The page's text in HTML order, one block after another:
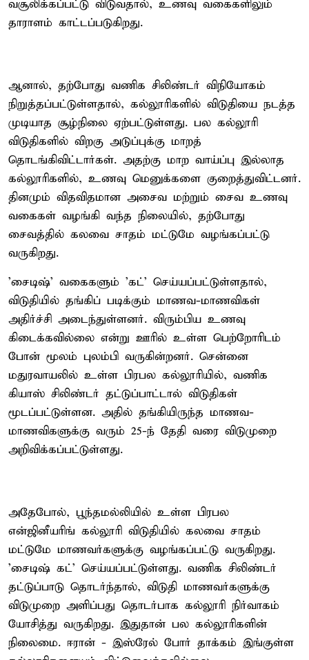
வசூலிக்கப்பட்டு விடுவதால், உணவு வகைகளிலும்
தாராளம் காட்டப்படுகிறது.
ஆனால், தற்போது வணிக சிலிண்டர் விநியோகம்
நிறுத்தப்பட்டுள்ளதால், கல்லூரிகளில் விடுதியை நடத்த
முடியாத சூழ்நிலை ஏற்பட்டுள்ளது. பல கல்லூரி
விடுதிகளில் விறகு அடுப்புக்கு மாறத்
தொடங்கிவிட்டார்கள். அதற்கு மாற வாய்ப்பு இல்லாத
கல்லூரிகளில், உணவு மெனுக்களை குறைத்துவிட்டனர்.
தினமும் விதவிதமான அசைவ மற்றும் சைவ உணவு
வகைகள் வழங்கி வந்த நிலையில், தற்போது
சைவத்தில் கலவை சாதம் மட்டுமே வழங்கப்பட்டு
வருகிறது.
'சைடிஷ்' வகைகளும் 'கட்' செய்யப்பட்டுள்ளதால்,
விடுதியில் தங்கிப் படிக்கும் மாணவ-மாணவிகள்
அதிர்ச்சி அடைந்துள்ளனர். விரும்பிய உணவு
கிடைக்கவில்லை என்று ஊரில் உள்ள பெற்றோரிடம்
போன் மூலம் புலம்பி வருகின்றனர். சென்னை
மதுரவாயலில் உள்ள பிரபல கல்லூரியில், வணிக
கியாஸ் சிலிண்டர் தட்டுப்பாட்டால் விடுதிகள்
மூடப்பட்டுள்ளன. அதில் தங்கியிருந்த மாணவ-
மாணவிகளுக்கு வரும் 25-ந் தேதி வரை விடுமுறை
அறிவிக்கப்பட்டுள்ளது.
அதேபோல், பூந்தமல்லியில் உள்ள பிரபல
என்ஜினீயரிங் கல்லூரி விடுதியில் கலவை சாதம்
மட்டுமே மாணவர்களுக்கு வழங்கப்பட்டு வருகிறது.
'சைடிஷ் கட்' செய்யப்பட்டுள்ளது. வணிக சிலிண்டர்
தட்டுப்பாடு தொடர்ந்தால், விடுதி மாணவர்களுக்கு
விடுமுறை அளிப்பது தொடர்பாக கல்லூரி நிர்வாகம்
யோசித்து வருகிறது. இதுதான் பல கல்லூரிகளின்
நிலைமை. ஈரான் - இஸ்ரேல் போர் தாக்கம் இங்குள்ள